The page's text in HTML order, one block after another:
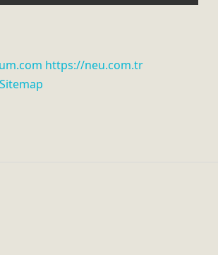
https://neu.com.tr
Sitemap